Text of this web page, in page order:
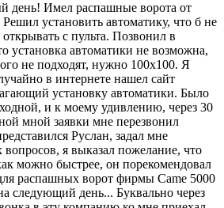
день! Имел распашные ворота от
установить автоматику, что б не
с пульта. Позвонил в
установка автоматики не возможна,
не подходят, нужно 100х100. Я
в интернете нашел сайт
установку автоматики. Было
и к моему удивлению, через 30
мной заявки мне перезвонил
Руслан, задал мне
я выказал пожелание, что
можно быстрее, он порекомендовал
распашных ворот фирмы Came 5000
следующий день... Буквально через